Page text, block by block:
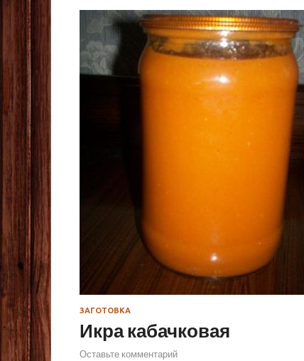
ЗАГОТОВКА
Икра кабачковая
Оставьте комментарий